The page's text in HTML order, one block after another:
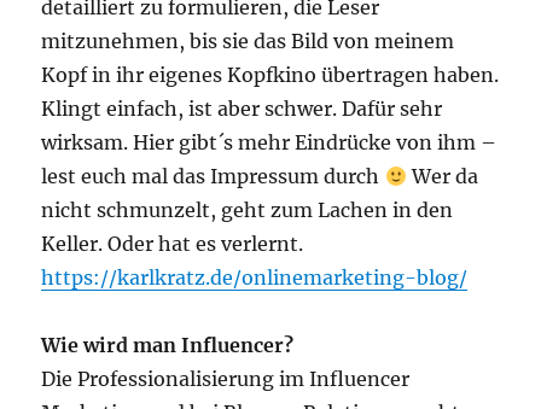
detailliert zu formulieren, die Leser
mitzunehmen, bis sie das Bild von meinem
Kopf in ihr eigenes Kopfkino übertragen haben.
Klingt einfach, ist aber schwer. Dafür sehr
wirksam. Hier gibt´s mehr Eindrücke von ihm –
lest euch mal das Impressum durch
Wer da
nicht schmunzelt, geht zum Lachen in den
Keller. Oder hat es verlernt.
https://karlkratz.de/onlinemarketing-blog/
Wie wird man Influencer?
Die Professionalisierung im Influencer